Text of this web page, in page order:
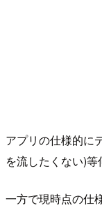
アプリの仕様的に
を流したくない)
一方で現時点の仕